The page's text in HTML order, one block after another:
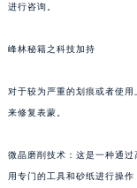
进行咨询。
峰林秘籍之科技加持
对于较为严重的划痕或者使
来修复表蒙。
微晶磨削技术：这是一种通
用专门的工具和砂纸进行操作